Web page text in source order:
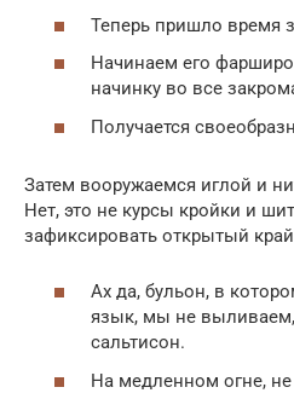
Теперь пришло время
Начинаем его
начинку во все
Получается
Затем вооружаемся иглой и
Нет, это не курсы кройки и
зафиксировать открытый
Ах да, бульон, в
язык, мы не
сальтисон.
На медленном огне,